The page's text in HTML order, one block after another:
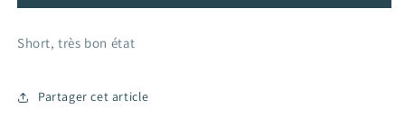
Short, très bon état
Partager cet article